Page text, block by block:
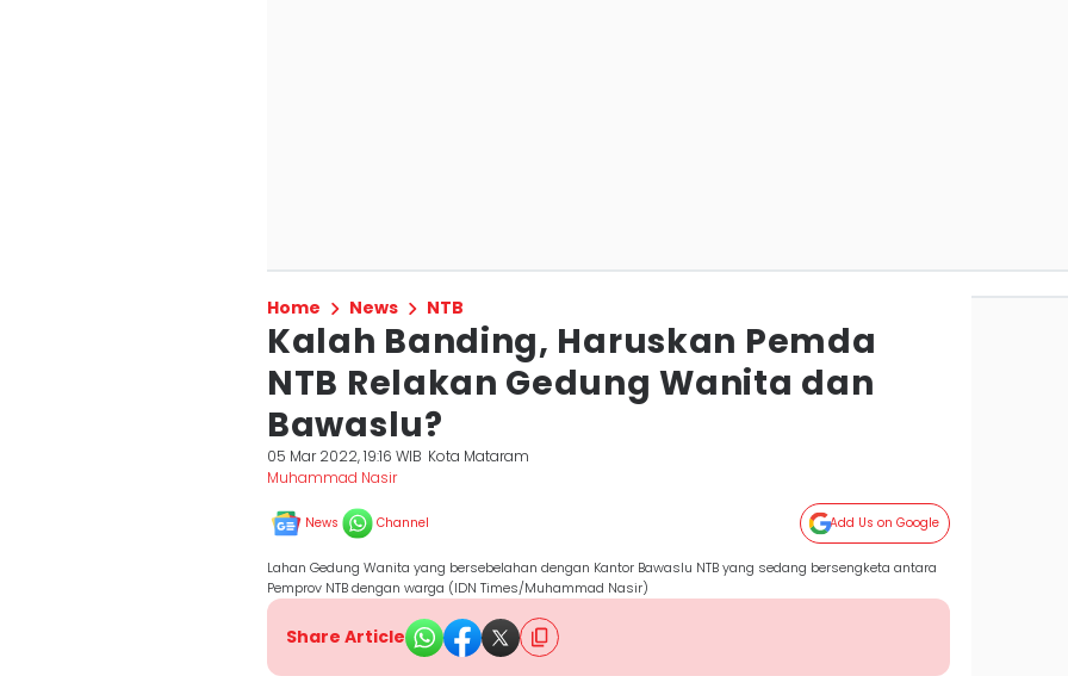
Home News NTB
Kalah Banding, Haruskan Pemda
NTB Relakan Gedung Wanita dan
Bawaslu?
05 Mar 2022, 19:16 WIB Kota Mataram
Muhammad Nasir
News Channel Add Us on Google
Lahan Gedung Wanita yang bersebelahan dengan Kantor Bawaslu NTB yang sedang bersengketa antara
Pemprov NTB dengan warga (IDN Times/Muhammad Nasir)
Share Article